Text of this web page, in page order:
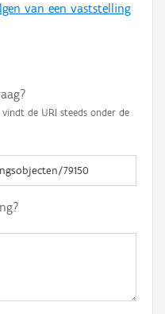
van een vaststelling
de URI steeds onder de